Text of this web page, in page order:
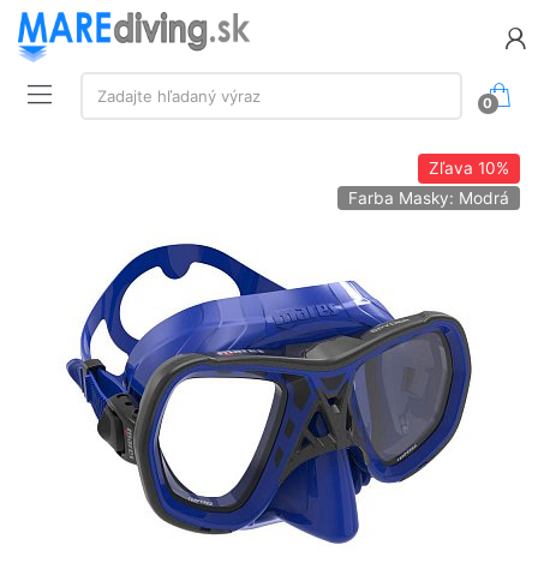
Vyhľadávanie:
Zadajte hľadaný výraz
0
Zľava 10%
Farba Masky: Modrá